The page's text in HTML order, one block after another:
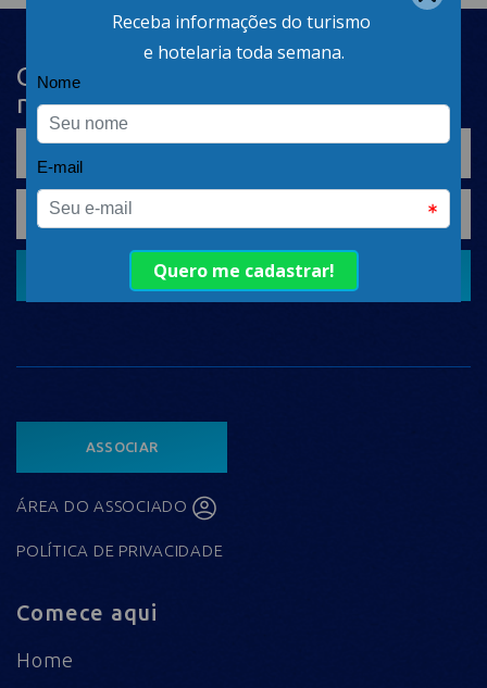
Cadastre-se na newsletter e receba
nosso conteúdo em seu e-mail
CADASTRAR
ASSOCIAR
ÁREA DO ASSOCIADO
POLÍTICA DE PRIVACIDADE
Comece aqui
Home